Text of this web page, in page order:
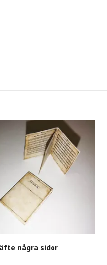
några sidor